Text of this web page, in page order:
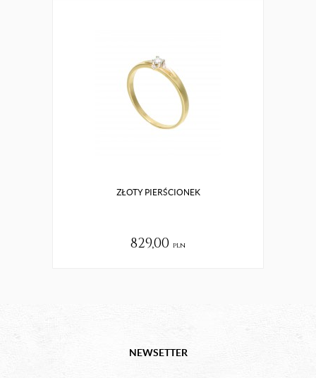
ZŁOTY PIERŚCIONEK
829,00 pln
NEWSETTER